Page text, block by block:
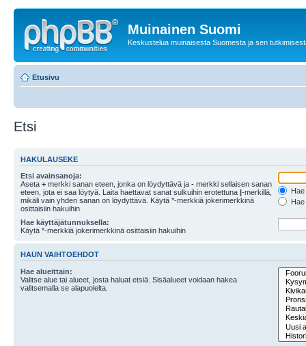
Muinainen Suomi
Keskustelua muinaisesta Suomesta ja sen
Etusivu
Etsi
HAKULAUSEKE
Etsi avainsanoja:
Aseta + merkki sanan eteen, jonka on löydyttävä ja - merkki sellaisen sanan
eteen, jota ei saa löytyä. Laita haettavat sanat sulkuihin erotettuna |-merkillä,
mikäli vain yhden sanan on löydyttävä. Käytä *-merkkiä jokerimerkkinä
osittaisiin hakuihin
Hae käyttäjätunnuksella:
Käytä *-merkkiä jokerimerkkinä osittaisiin hakuihin
HAUN VAIHTOEHDOT
Hae alueittain:
Valitse alue tai alueet, josta haluat etsiä. Sisäalueet voidaan hakea
valitsemalla se alapuolelta.